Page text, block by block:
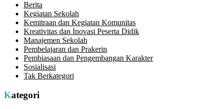
Berita
Kegiatan Sekolah
Kemitraan dan Kegiatan Komunitas
Kreativitas dan Inovasi Peserta Didik
Manajemen Sekolah
Pembelajaran dan Prakerin
Pembiasaan dan Pengembangan Karakter
Sosialisasi
Tak Berkategori
Kategori